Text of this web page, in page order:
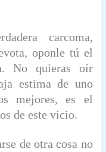
carcoma,
oponle tú el
No quieras oír
estima de uno
mejores, es el
de este vicio.
de otra cosa no